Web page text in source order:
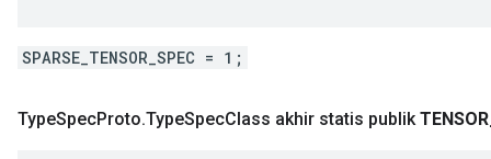
SPARSE_TENSOR_SPEC = 1;
TypeSpecProto.TypeSpecClass akhir statis publik TENSOR